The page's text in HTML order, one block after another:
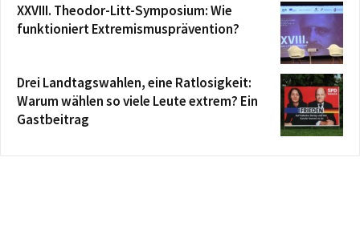
XXVIII. Theodor-Litt-Symposium: Wie
funktioniert Extremismusprävention?
Drei Landtagswahlen, eine Ratlosigkeit:
Warum wählen so viele Leute extrem? Ein
Gastbeitrag